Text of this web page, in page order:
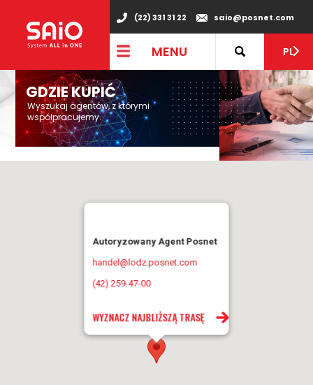
(22) 331 31 22 saio@posnet.com
MENU PL
GDZIE KUPIĆ
Wyszukaj agentów, z którymi
współpracujemy.
Autoryzowany Agent Posnet
handel@lodz.posnet.com
(42) 259-47-00
WYZNACZ NAJBLIŻSZĄ TRASĘ